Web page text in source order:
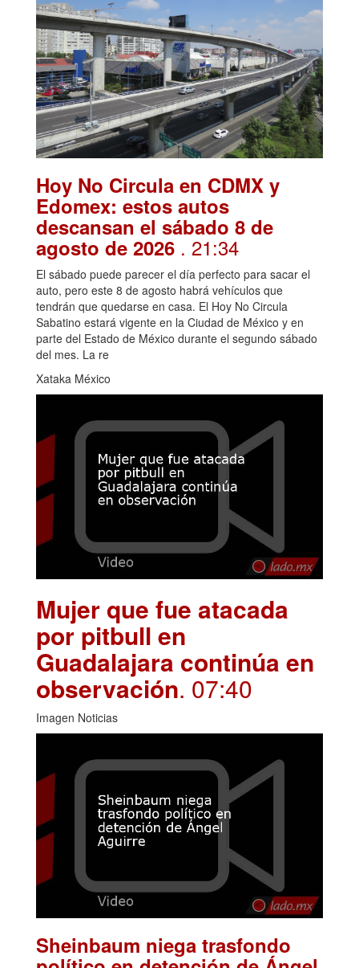
Hoy No Circula en CDMX y
Edomex: estos autos
descansan el sábado 8 de
agosto de 2026 . 21:34
El sábado puede parecer el día perfecto para sacar el
auto, pero este 8 de agosto habrá vehículos que
tendrán que quedarse en casa. El Hoy No Circula
Sabatino estará vigente en la Ciudad de México y en
parte del Estado de México durante el segundo sábado
del mes. La re
Xataka México
Mujer que fue atacada
por pitbull en
Guadalajara continúa en
observación. 07:40
Imagen Noticias
Sheinbaum niega trasfondo